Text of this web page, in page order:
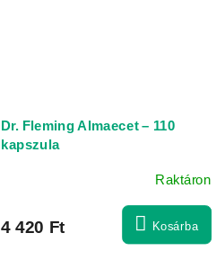
Dr. Fleming Almaecet – 110
kapszula
Raktáron
4 420 Ft Kosárba